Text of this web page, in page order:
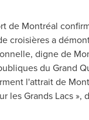
de Montréal
croisières a
digne de
du Grand
l'attrait de
les Grands Lacs »,